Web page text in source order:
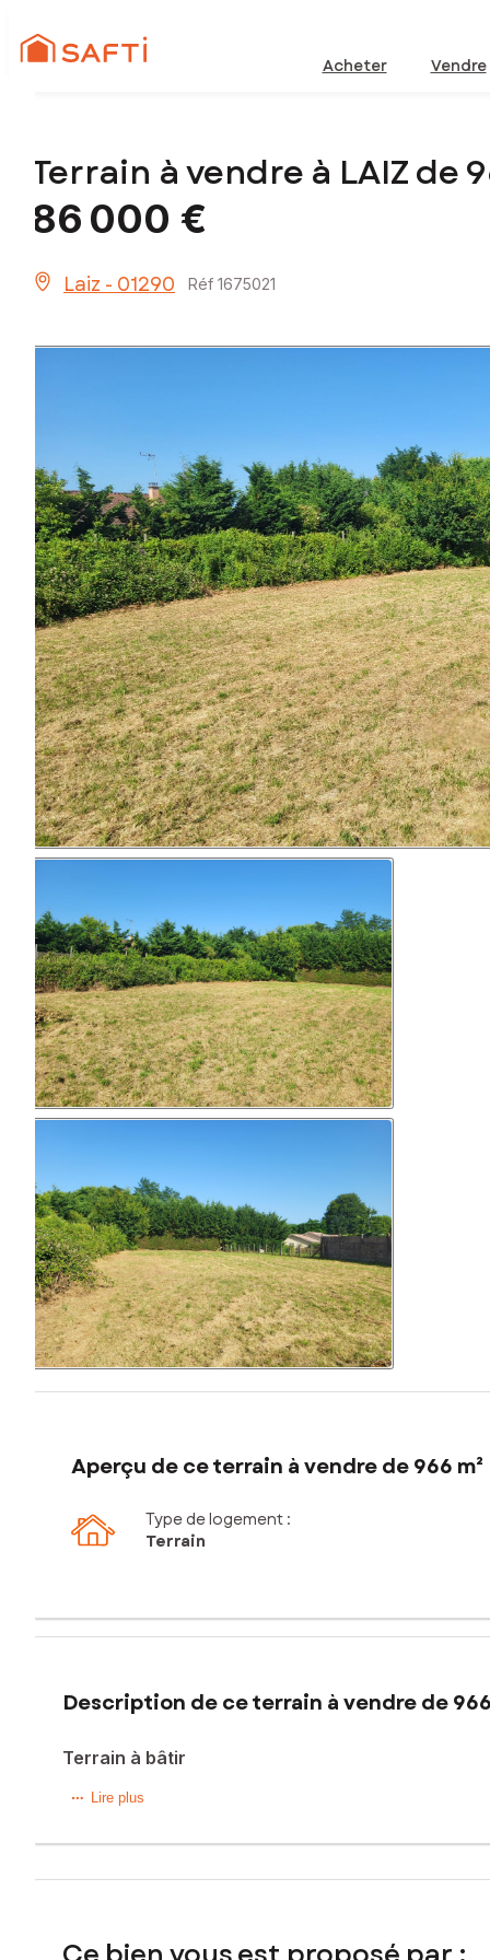
Acheter Vendre
Terrain à vendre à LAIZ de
86 000 €
Laiz - 01290 Réf 1675021
Aperçu de ce terrain à vendre de 966 m²
Type de logement :
Terrain
Description de ce terrain à vendre de 966
Terrain à bâtir
Situé dans la charmante ville de Laiz (01290), ce terrain
compromis entre intimité et accessibilité.
Doté d'une surface plane et de toutes les viabilités en
Lire plus